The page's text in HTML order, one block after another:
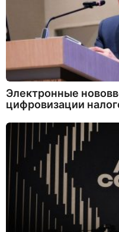
Электронные
цифровизации